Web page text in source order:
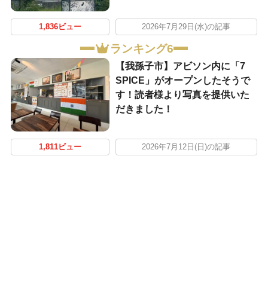
1,836ビュー 2026年7月29日(水)の記事
ランキング6
​【我孫子市】アビソン内に「7
SPICE」がオープンしたそうで
す！読者様より写真を提供いた
だきました！
1,811ビュー 2026年7月12日(日)の記事